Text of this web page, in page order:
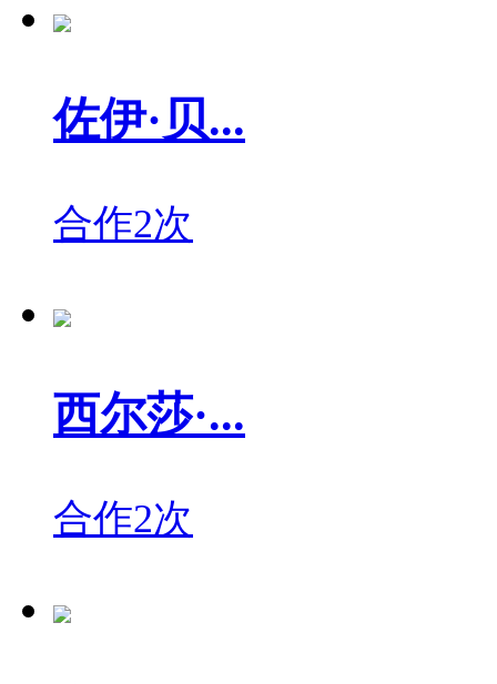
佐伊·贝...
合作2次
西尔莎·...
合作2次